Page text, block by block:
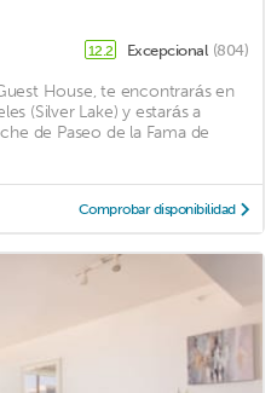
12.2 Excepcional (804)
House, te encontrarás en
(Silver Lake) y estarás a
de Paseo de la Fama de
Comprobar disponibilidad